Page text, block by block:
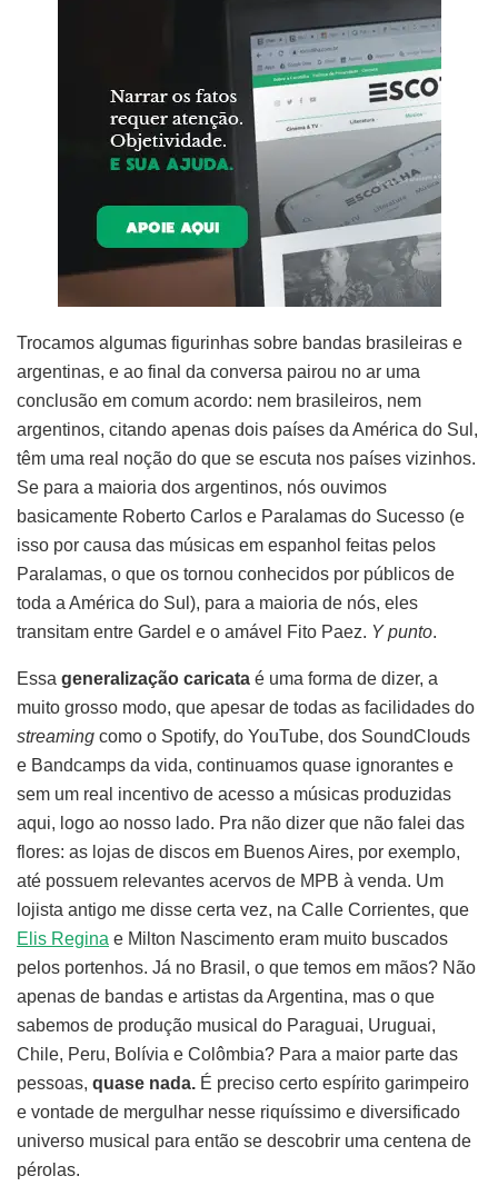
Trocamos algumas figurinhas sobre bandas brasileiras e
argentinas, e ao final da conversa pairou no ar uma
conclusão em comum acordo: nem brasileiros, nem
argentinos, citando apenas dois países da América do Sul,
têm uma real noção do que se escuta nos países vizinhos.
Se para a maioria dos argentinos, nós ouvimos
basicamente Roberto Carlos e Paralamas do Sucesso (e
isso por causa das músicas em espanhol feitas pelos
Paralamas, o que os tornou conhecidos por públicos de
toda a América do Sul), para a maioria de nós, eles
transitam entre Gardel e o amável Fito Paez. Y punto.
Essa generalização caricata é uma forma de dizer, a
muito grosso modo, que apesar de todas as facilidades do
streaming como o Spotify, do YouTube, dos SoundClouds
e Bandcamps da vida, continuamos quase ignorantes e
sem um real incentivo de acesso a músicas produzidas
aqui, logo ao nosso lado. Pra não dizer que não falei das
flores: as lojas de discos em Buenos Aires, por exemplo,
até possuem relevantes acervos de MPB à venda. Um
lojista antigo me disse certa vez, na Calle Corrientes, que
Elis Regina e Milton Nascimento eram muito buscados
pelos portenhos. Já no Brasil, o que temos em mãos? Não
apenas de bandas e artistas da Argentina, mas o que
sabemos de produção musical do Paraguai, Uruguai,
Chile, Peru, Bolívia e Colômbia? Para a maior parte das
pessoas, quase nada. É preciso certo espírito garimpeiro
e vontade de mergulhar nesse riquíssimo e diversificado
universo musical para então se descobrir uma centena de
pérolas.